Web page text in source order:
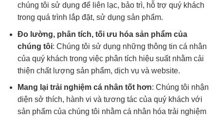
chúng tôi sử dụng để liên lạc, bảo trì, hỗ trợ quý khách
trong quá trình lắp đặt, sử dụng sản phẩm.
Đo lường, phân tích, tối ưu hóa sản phẩm của
chúng tôi: Chúng tôi sử dụng những thông tin cá nhân
của quý khách trong việc phân tích hiệu suất nhằm cải
thiện chất lượng sản phẩm, dịch vụ và website.
Mang lại trải nghiệm cá nhân tốt hơn: Chúng tôi nhận
diện sở thích, hành vi và tương tác của quý khách với
sản phẩm của chúng tôi nhằm cá nhân hóa trải nghiệm